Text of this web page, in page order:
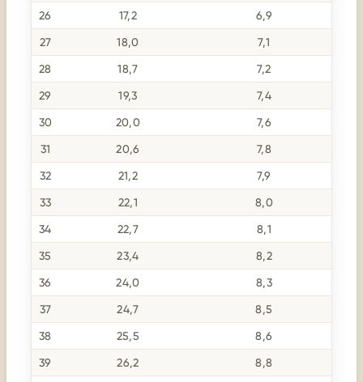
26 17,2 6,9
27 18,0 7,1
28 18,7 7,2
29 19,3 7,4
30 20,0 7,6
31 20,6 7,8
32 21,2 7,9
33 22,1 8,0
34 22,7 8,1
35 23,4 8,2
36 24,0 8,3
37 24,7 8,5
38 25,5 8,6
39 26,2 8,8